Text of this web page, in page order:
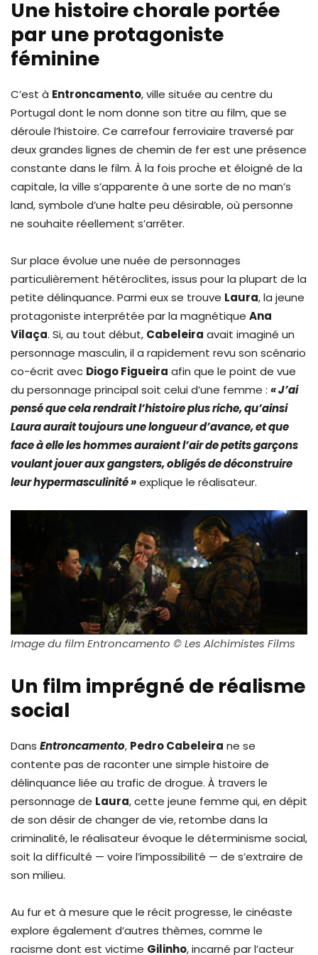
Une histoire chorale portée
par une protagoniste
féminine
C’est à Entroncamento, ville située au centre du
Portugal dont le nom donne son titre au film, que se
déroule l’histoire. Ce carrefour ferroviaire traversé par
deux grandes lignes de chemin de fer est une présence
constante dans le film. À la fois proche et éloigné de la
capitale, la ville s’apparente à une sorte de no man’s
land, symbole d’une halte peu désirable, où personne
ne souhaite réellement s’arrêter.
Sur place évolue une nuée de personnages
particulièrement hétéroclites, issus pour la plupart de la
petite délinquance. Parmi eux se trouve Laura, la jeune
protagoniste interprétée par la magnétique Ana
Vilaça. Si, au tout début, Cabeleira avait imaginé un
personnage masculin, il a rapidement revu son scénario
co-écrit avec Diogo Figueira afin que le point de vue
du personnage principal soit celui d’une femme : « J’ai
pensé que cela rendrait l’histoire plus riche, qu’ainsi
Laura aurait toujours une longueur d’avance, et que
face à elle les hommes auraient l’air de petits garçons
voulant jouer aux gangsters, obligés de déconstruire
leur hypermasculinité »explique le réalisateur.
Image du film Entroncamento © Les Alchimistes Films
Un film imprégné de réalisme
social
Dans Entroncamento, Pedro Cabeleira ne se
contente pas de raconter une simple histoire de
délinquance liée au trafic de drogue. À travers le
personnage de Laura, cette jeune femme qui, en dépit
de son désir de changer de vie, retombe dans la
criminalité, le réalisateur évoque le déterminisme social,
soit la difficulté — voire l’impossibilité — de s’extraire de
son milieu.
Au fur et à mesure que le récit progresse, le cinéaste
explore également d’autres thèmes, comme le
racisme dont est victime Gilinho, incarné par l’acteur